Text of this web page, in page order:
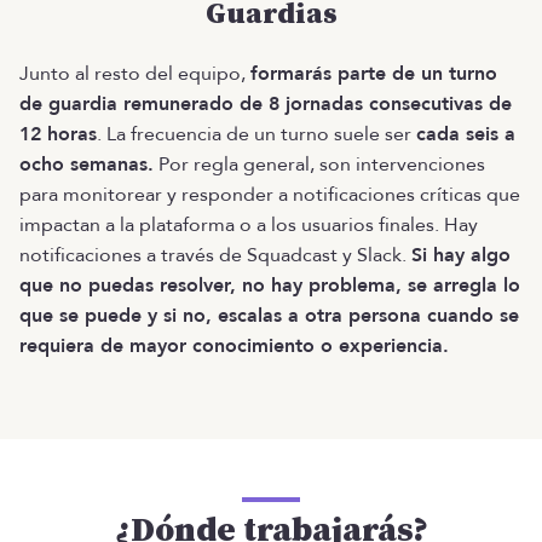
Guardias
Junto al resto del equipo,formarás parte de un turno
de guardia remunerado de 8 jornadas consecutivas de
12 horas. La frecuencia de un turno suele sercada seis a
ocho semanas. Por regla general, son intervenciones
para monitorear y responder a notificaciones críticas que
impactan a la plataforma o a los usuarios finales. Hay
notificaciones a través de Squadcast y Slack. Si hay algo
que no puedas resolver, no hay problema, se arregla lo
que se puede y si no, escalas a otra persona cuando se
requiera de mayor conocimiento o experiencia.
¿Dónde trabajarás?